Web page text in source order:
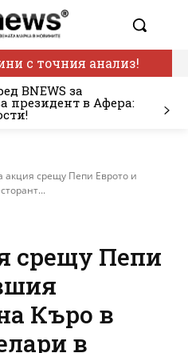
с точния анализ!
BNEWS за
президент в Афера:
срещу Пепи Еврото и
срещу Пепи
Къро в
в